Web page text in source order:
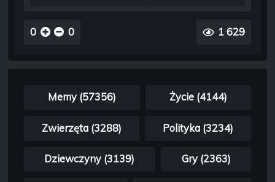
0 0 1 629
Memy (57356) Życie (4144)
Zwierzęta (3288) Polityka (3234)
Dziewczyny (3139) Gry (2363)